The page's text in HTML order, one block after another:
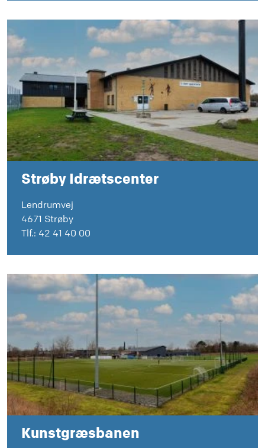
Strøby Idrætscenter
Lendrumvej
4671 Strøby
Tlf.: 42 41 40 00
Kunstgræsbanen